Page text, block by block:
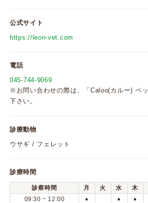
公式サイト
https://leon-vet.com
電話
045-744-9069
※お問い合わせの際は、「Caloo(カルー) ペ
下さい。
診療動物
ウサギ / フェレット
診療時間
診察時間 月 火 水 木
09:30 ~ 12:00
● ● ●